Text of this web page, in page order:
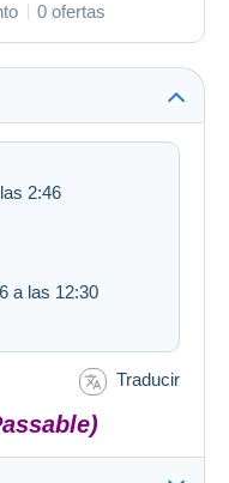
0 ofertas
2:46
a las 12:30
Traducir